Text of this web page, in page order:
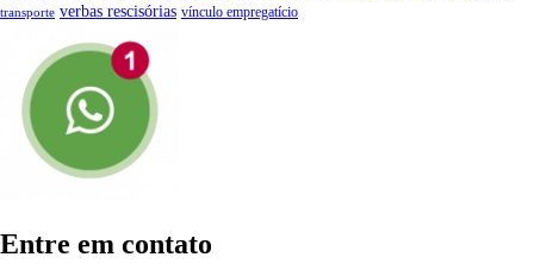
transporte verbas rescisórias vínculo empregatício
Entre em contato